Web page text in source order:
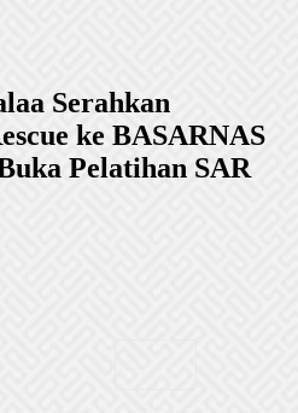
Serahkan
ke BASARNAS
Pelatihan SAR